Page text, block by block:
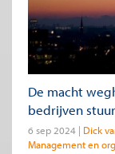
De macht
bedrijven
6 sep 2024 Dick
Management en